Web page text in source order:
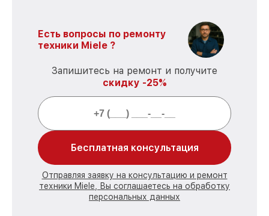
Есть вопросы по ремонту
техники Miele ?
Запишитесь на ремонт и получите
скидку -25%
Бесплатная консультация
Отправляя заявку на консультацию и ремонт
техники Miele, Вы соглашаетесь на обработку
персональных данных